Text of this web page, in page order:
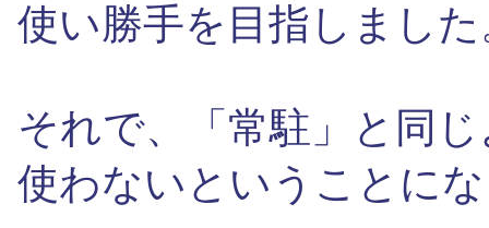
使い勝手を目指しました
それで、「常駐」と同
使わないということに